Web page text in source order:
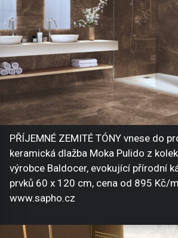
PŘÍJEMNÉ ZEMITÉ TÓNY vnese do
keramická dlažba Moka Pulido z
výrobce Baldocer, evokující přírodní
prvků 60 x 120 cm, cena od 895 Kč/
www.sapho.cz